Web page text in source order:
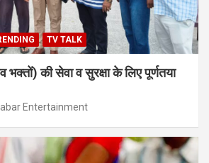
TV TALK
भक्तों) की सेवा व सुरक्षा के लिए पूर्णतया
Entertainment